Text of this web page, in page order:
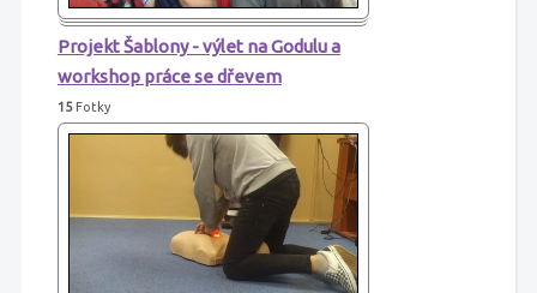
Projekt Šablony - výlet na Godulu a
workshop práce se dřevem
15Fotky